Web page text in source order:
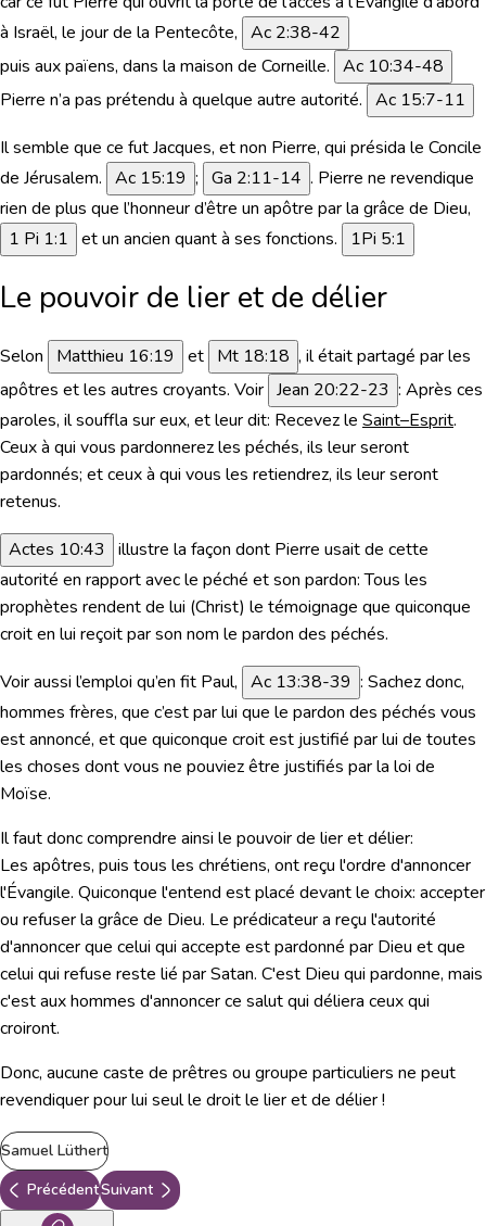
à Israël, le jour de la Pentecôte, Ac 2:38-42
puis aux païens, dans la maison de Corneille. Ac 10:34-48
Pierre n’a pas prétendu à quelque autre autorité. Ac 15:7-11
Il semble que ce fut Jacques, et non Pierre, qui présida le Concile
de Jérusalem. Ac 15:19 ; Ga 2:11-14 . Pierre ne revendique
rien de plus que l’honneur d’être un apôtre par la grâce de Dieu,
1 Pi 1:1 etun ancien quant à ses fonctions. 1Pi 5:1
Le pouvoir de lier et de délier
Selon Matthieu 16:19 et Mt 18:18 , il était partagé par les
apôtres et les autres croyants. Voir Jean 20:22-23 : Après ces
paroles, il souffla sur eux, et leur dit: Recevez le Saint–Esprit.
Ceux à qui vous pardonnerez les péchés, ils leur seront
pardonnés; et ceux à qui vous les retiendrez, ils leur seront
retenus.
Actes 10:43
illustre la façon dont Pierre usait de cette
autorité en rapport avec le péché et son pardon:Tous les
prophètes rendent de lui (Christ) le témoignage que quiconque
croit en lui reçoit par son nom le pardon des péchés.
Voir aussi l’emploi qu’en fit Paul, Ac 13:38-39 : Sachez donc,
hommes frères, que c’est par lui que le pardon des péchés vous
est annoncé, et que quiconque croit est justifié par lui de toutes
les choses dont vous ne pouviez être justifiés par la loi de
Moïse.
Il faut donc comprendre ainsi le pouvoir de lier et délier:
Les apôtres, puis tous les chrétiens, ont reçu l'ordre d'annoncer
l'Évangile. Quiconque l'entend est placé devant le choix: accepter
ou refuser la grâce de Dieu. Le prédicateur a reçu l'autorité
d'annoncer que celui qui accepte est pardonné par Dieu et que
celui qui refuse reste lié par Satan. C'est Dieu qui pardonne, mais
c'est aux hommes d'annoncer ce salut qui déliera ceux qui
croiront.
Donc, aucune caste de prêtres ou groupe particuliers ne peut
revendiquer pour lui seul le droit le lier et de délier !
Samuel Lüthert
PrécédentSuivant